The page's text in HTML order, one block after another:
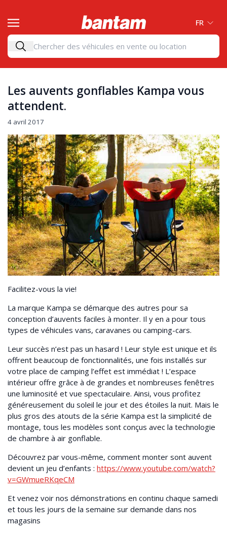
FR
Les auvents gonflables Kampa vous
attendent.
4 avril 2017
Facilitez-vous la vie!
La marque Kampa se démarque des autres pour sa
conception d’auvents faciles à monter. Il y en a pour tous
types de véhicules vans, caravanes ou camping-cars.
Leur succès n’est pas un hasard ! Leur style est unique et ils
offrent beaucoup de fonctionnalités, une fois installés sur
votre place de camping l’effet est immédiat ! L’espace
intérieur offre grâce à de grandes et nombreuses fenêtres
une luminosité et vue spectaculaire. Ainsi, vous profitez
généreusement du soleil le jour et des étoiles la nuit. Mais le
plus gros des atouts de la série Kampa est la simplicité de
montage, tous les modèles sont conçus avec la technologie
de chambre à air gonflable.
Découvrez par vous-même, comment monter sont auvent
devient un jeu d’enfants : https://www.youtube.com/watch?
v=GWmueRKqeCM
Et venez voir nos démonstrations en continu chaque samedi
et tous les jours de la semaine sur demande dans nos
magasins